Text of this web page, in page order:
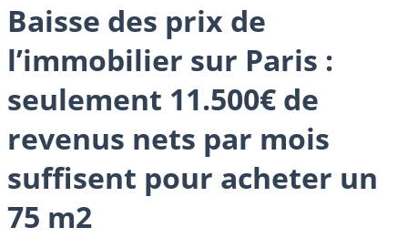
Baisse des prix de
l’immobilier sur Paris :
seulement 11.500€ de
revenus nets par mois
suffisent pour acheter un
75 m2